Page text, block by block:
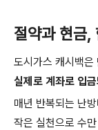
절약과 현금,
도시가스 캐시백은
실제로 계좌로 입
매년 반복되는 난
작은 실천으로 수